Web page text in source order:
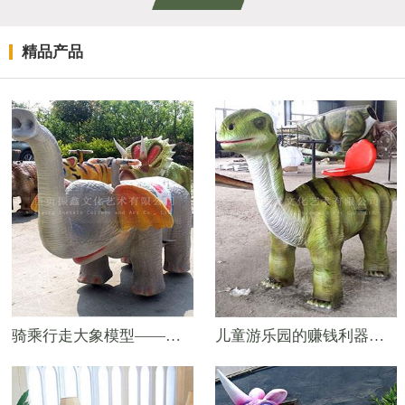
精品产品
骑乘行走大象模型——商场投币式仿真动物摇摇车 儿童游乐园的赚钱利器——机械电动仿真模型——3米行走腕龙模型